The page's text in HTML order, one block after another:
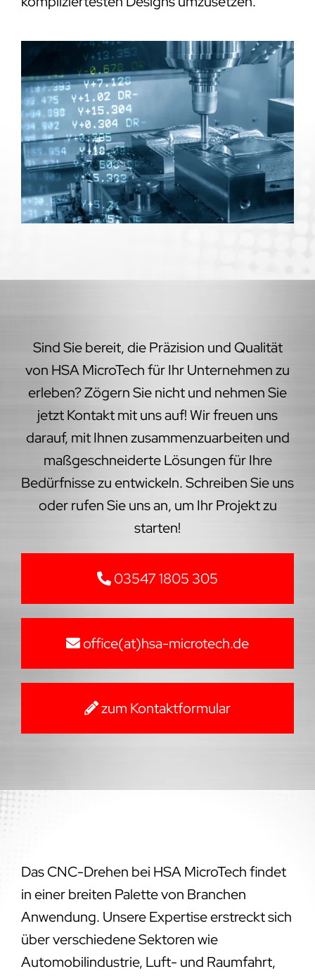
Sind Sie bereit, die Präzision und Qualität
von HSA MicroTech für Ihr Unternehmen zu
erleben? Zögern Sie nicht und nehmen Sie
jetzt Kontakt mit uns auf! Wir freuen uns
darauf, mit Ihnen zusammenzuarbeiten und
maßgeschneiderte Lösungen für Ihre
Bedürfnisse zu entwickeln. Schreiben Sie uns
oder rufen Sie uns an, um Ihr Projekt zu
starten!
03547 1805 305
office(at)hsa-microtech.de
zum Kontaktformular
Das CNC-Drehen bei HSA MicroTech findet
in einer breiten Palette von Branchen
Anwendung. Unsere Expertise erstreckt sich
über verschiedene Sektoren wie
Automobilindustrie, Luft- und Raumfahrt,